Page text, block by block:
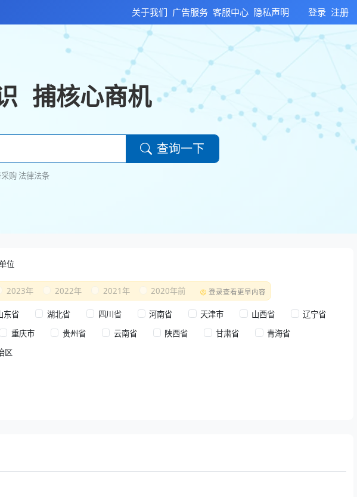
关于我们 广告服务 客服中心 隐私声明 登录 注册
捕核心商机
查询一下
购 法律法条
位
2023年 2022年 2021年 2020年前 登录查看更早内容
东省 湖北省 四川省 河南省 天津市 山西省
辽宁省
重庆市 贵州省 云南省 陕西省 甘肃省
青海省
区